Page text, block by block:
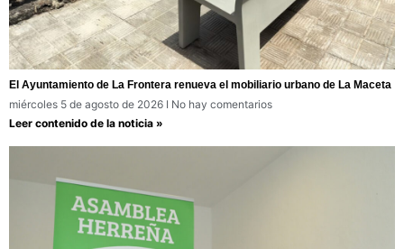
El Ayuntamiento de La Frontera renueva el mobiliario urbano de La Maceta
miércoles 5 de agosto de 2026
No hay comentarios
Leer contenido de la noticia »